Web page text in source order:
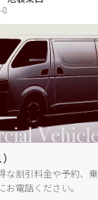
8
な割引料金や予約、
電話ください。